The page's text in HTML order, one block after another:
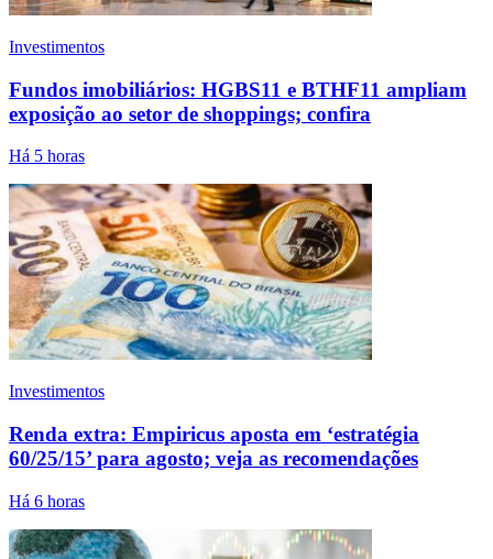
Investimentos
Fundos imobiliários: HGBS11 e BTHF11 ampliam
exposição ao setor de shoppings; confira
Há 5 horas
Investimentos
Renda extra: Empiricus aposta em ‘estratégia
60/25/15’ para agosto; veja as recomendações
Há 6 horas